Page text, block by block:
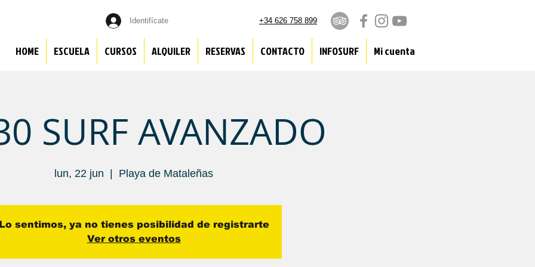
Identifícate +34 626 758 899
HOME ESCUELA CURSOS ALQUILER RESERVAS CONTACTO INFOSURF Mi cuenta
SURF AVANZADO
lun, 22 jun Playa de Mataleñas
sentimos, ya no tienes posibilidad de registrarte
Ver otros eventos